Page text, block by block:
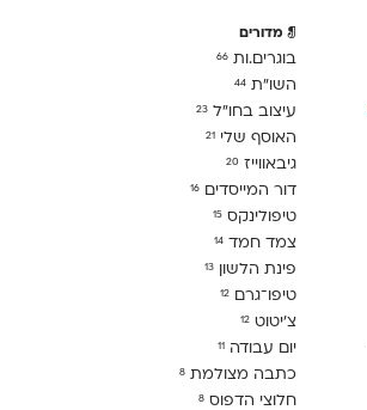
מדורים
בוגרים.ות 66
השו״ת 44
עיצוב בחו"ל 23
האוסף שלי 21
גיבאווייז 20
דור המייסדים 16
טיפולינקס 15
צמד חמד 14
פינת הלשון 13
טיפו־גרם 12
צ׳יטוט 12
יום עבודה 11
כתבה מצולמת 8
חלוצי הדפוס 8